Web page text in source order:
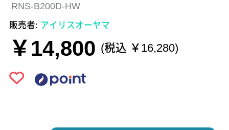
RNS-B200D-HW
販売者: アイリスオーヤマ
￥14,800 (税込 ￥16,280)